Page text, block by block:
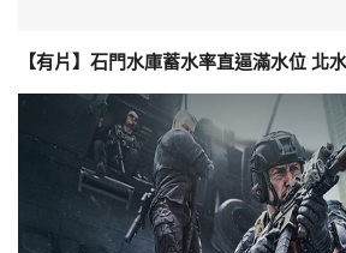
【有片】石門水庫蓄水率直逼滿水位 北